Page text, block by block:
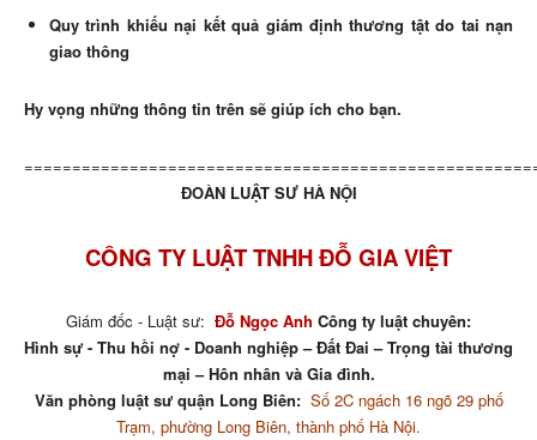
Quy trình khiếu nại kết quả giám định thương tật do tai nạn
giao thông
Hy vọng những thông tin trên sẽ giúp ích cho bạn.
ĐOÀN LUẬT SƯ HÀ NỘI
CÔNG TY LUẬT TNHH ĐỖ GIA VIỆT
Giám đốc - Luật sư: Đỗ Ngọc Anh Công ty luật chuyên:
Hình sự - Thu hồi nợ - Doanh nghiệp – Đất Đai – Trọng tài thương
mại – Hôn nhân và Gia đình.
Văn phòng luật sư quận Long Biên: Số 2C ngách 16 ngõ 29 phố
Trạm, phường Long Biên, thành phố Hà Nội.